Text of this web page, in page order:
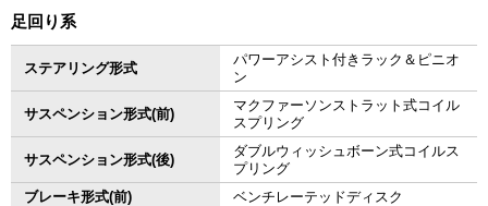
足回り系
ステアリング形式
パワーアシスト付きラック＆ピニオ
ン
サスペンション形式(前)
マクファーソンストラット式コイル
スプリング
サスペンション形式(後)
ダブルウィッシュボーン式コイルス
プリング
ブレーキ形式(前)
ベンチレーテッドディスク